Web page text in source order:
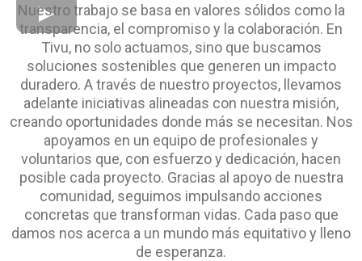
Nuestro trabajo se basa en valores sólidos como la
transparencia, el compromiso y la colaboración. En
Tivu, no solo actuamos, sino que buscamos
soluciones sostenibles que generen un impacto
duradero. A través de nuestro proyectos, llevamos
adelante iniciativas alineadas con nuestra misión,
creando oportunidades donde más se necesitan. Nos
apoyamos en un equipo de profesionales y
voluntarios que, con esfuerzo y dedicación, hacen
posible cada proyecto. Gracias al apoyo de nuestra
comunidad, seguimos impulsando acciones
concretas que transforman vidas. Cada paso que
damos nos acerca a un mundo más equitativo y lleno
de esperanza.